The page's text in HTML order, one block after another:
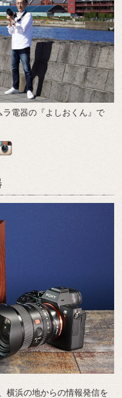
電器の『よしおくん』で
横浜の地からの情報発信を